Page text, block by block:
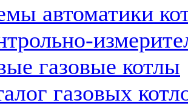
автоматики
газовые котлы
газовых